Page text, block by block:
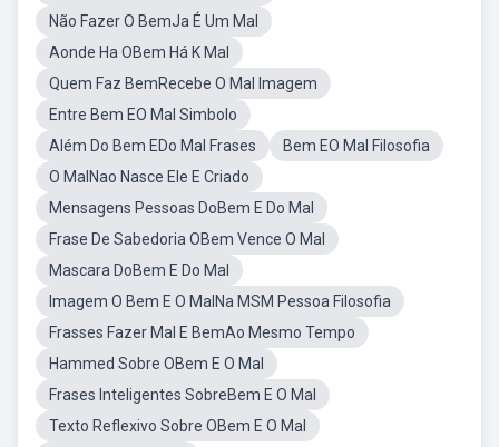
Não Fazer O BemJa É Um Mal
Aonde Ha OBem Há K Mal
Quem Faz BemRecebe O Mal Imagem
Entre Bem EO Mal Simbolo
Além Do Bem EDo Mal Frases
Bem EO Mal Filosofia
O MalNao Nasce Ele E Criado
Mensagens Pessoas DoBem E Do Mal
Frase De Sabedoria OBem Vence O Mal
Mascara DoBem E Do Mal
Imagem O Bem E O MalNa MSM Pessoa Filosofia
Frasses Fazer Mal E BemAo Mesmo Tempo
Hammed Sobre OBem E O Mal
Frases Inteligentes SobreBem E O Mal
Texto Reflexivo Sobre OBem E O Mal